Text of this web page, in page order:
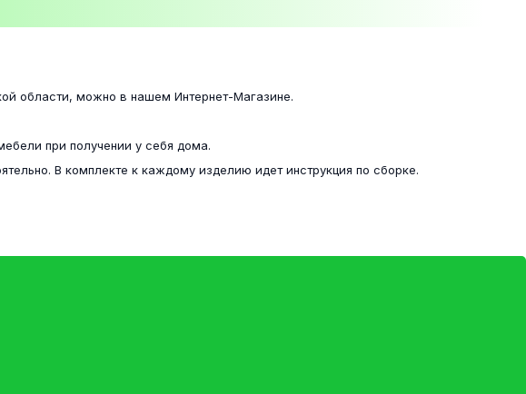
области, можно в нашем Интернет-Магазине.
при получении у себя дома.
В комплекте к каждому изделию идет инструкция по сборке.